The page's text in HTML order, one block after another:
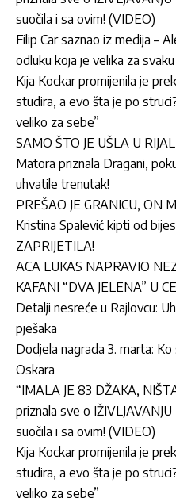
suočila i sa ovim! (VIDEO)
Filip Car saznao iz medija –
odluku koja je velika za
Kija Kockar promijenila je
studira, a evo šta je po
veliko za sebe”
SAMO ŠTO JE UŠLA U
Matora priznala Dragani,
uhvatile trenutak!
PREŠAO JE GRANICU, ON
Kristina Spalević kipti od
ZAPRIJETILA!
ACA LUKAS NAPRAVIO
KAFANI “DVA JELENA” U
Detalji nesreće u Rajlovcu:
pješaka
Dodjela nagrada 3. marta:
Oskara
“IMALA JE 83 DŽAKA,
priznala sve o
suočila i sa ovim! (VIDEO)
Kija Kockar promijenila je
studira, a evo šta je po
veliko za sebe”